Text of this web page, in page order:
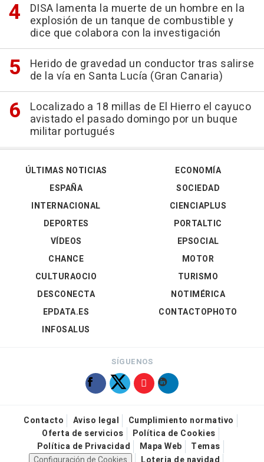
DISA lamenta la muerte de un hombre en la
explosión de un tanque de combustible y
dice que colabora con la investigación
Herido de gravedad un conductor tras salirse
de la vía en Santa Lucía (Gran Canaria)
Localizado a 18 millas de El Hierro el cayuco
avistado el pasado domingo por un buque
militar portugués
ÚLTIMAS NOTICIAS
ESPAÑA
INTERNACIONAL
DEPORTES
VÍDEOS
ECONOMÍA
SOCIEDAD
CIENCIAPLUS
PORTALTIC
EPSOCIAL
CHANCE
CULTURAOCIO
DESCONECTA
EPDATA.ES
INFOSALUS
MOTOR
TURISMO
NOTIMÉRICA
CONTACTOPHOTO
SÍGUENOS
Contacto Aviso legal
Cumplimiento normativo
Oferta de servicios
Política de Cookies
Política de Privacidad
Mapa Web
Temas